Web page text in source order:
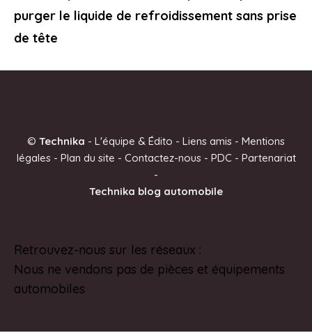
purger le liquide de refroidissement sans prise
de tête
© Technika - L'équipe & Édito - Liens amis - Mentions
légales- Plan du site - Contactez-nous- PDC - Partenariat
-
Technika blog automobile
Retrouvez-nous sur les réseaux :
Nous ne vendons pas de pièces et équipements
automobiles